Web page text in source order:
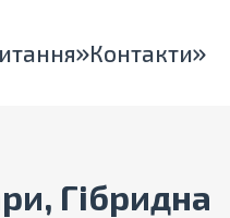
Контакти
Гібридна